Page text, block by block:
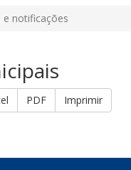
e notificações
PDF Imprimir